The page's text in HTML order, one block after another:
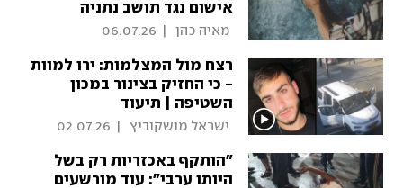
אישום נגד תושב נתניה
מאיה כהן 06.07.26
רצח מול המצלמות: ירו למוות
- כי החזיק בצינור במכון
השטיפה | תיעוד
ישראל מושקוביץ 02.07.26
"הותקף באכזריות רק בשל
היותו ערבי": עוד מורשעים